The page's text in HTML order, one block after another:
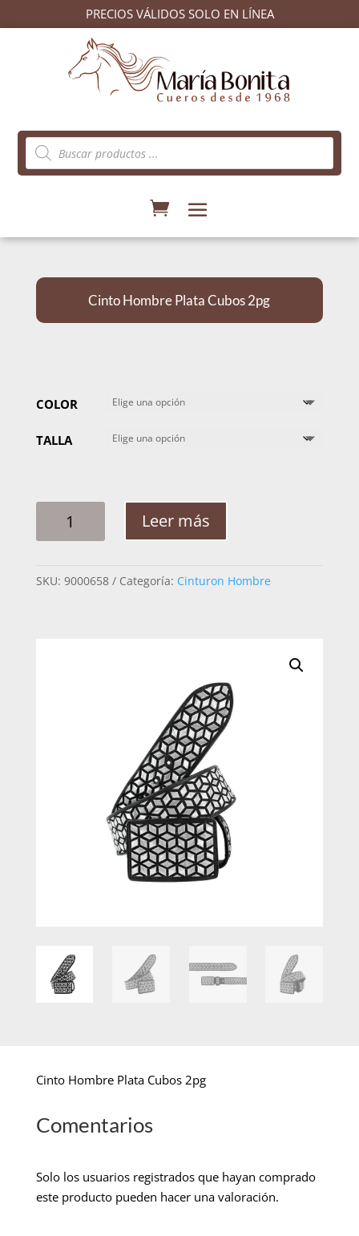
PRECIOS VÁLIDOS SOLO EN LÍNEA
Búsqueda
de
productos
Cinto Hombre Plata Cubos 2pg
COLOR
TALLA
HOMBRE
2PG
Leer más
SKU: 9000658 Categoría: Cinturon Hombre
Cinto Hombre Plata Cubos 2pg
Comentarios
Solo los usuarios registrados que hayan comprado
este producto pueden hacer una valoración.